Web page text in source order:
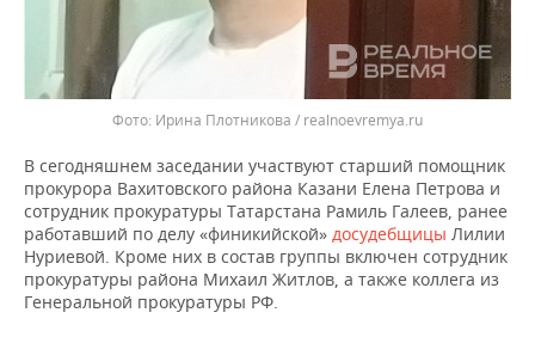
Ирина Плотникова / realnoevremya.ru
В сегодняшнем заседании участвуют старший помощник
прокурора Вахитовского района Казани Елена Петрова и
сотрудник прокуратуры Татарстана Рамиль Галеев, ранее
работавший по делу «финикийской» досудебщицы Лилии
Нуриевой. Кроме них в состав группы включен сотрудник
прокуратуры района Михаил Житлов, а также коллега из
Генеральной прокуратуры РФ.